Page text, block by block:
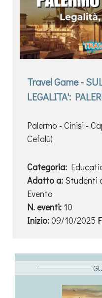
Travel Game -
LEGALITA':
Palermo - Cinisi -
Cefalù)
Categoria:
Adatto a: Studenti
Evento
N. eventi: 10
Inizio:09/10/2025